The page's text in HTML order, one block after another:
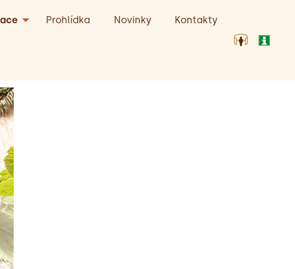
Prohlídka Novinky Kontakty